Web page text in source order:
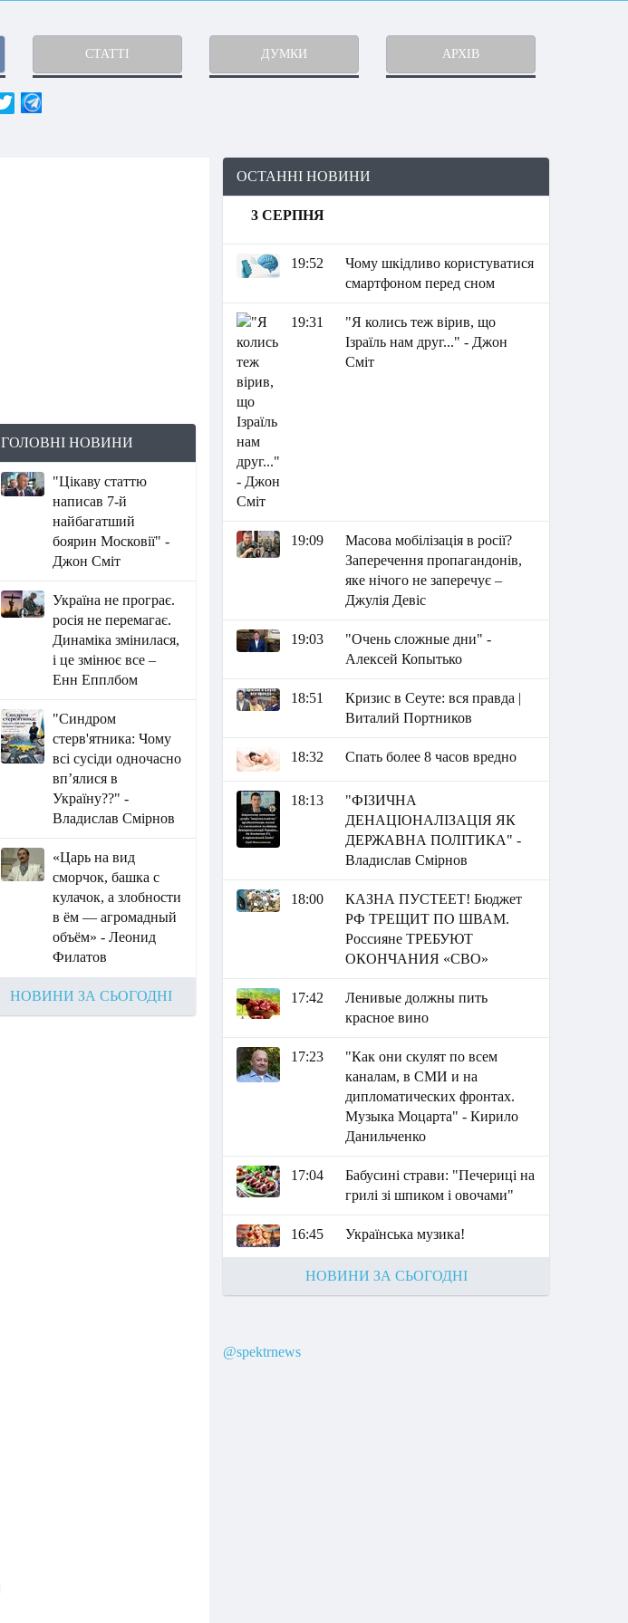
СТАТТІ ДУМКИ АРХІВ
ГОЛОВНІ НОВИНИ
"Цікаву статтю
написав 7-й
найбагатший
боярин Московії" -
Джон Сміт
Україна не програє.
росія не перемагає.
Динаміка змінилася,
і це змінює все –
Енн Епплбом
"Синдром
стерв'ятника: Чому
всі сусіди одночасно
вп’ялися в
Україну??" -
Владислав Смірнов
«Царь на вид
сморчок, башка с
кулачок, а злобности
в ём — агромадный
объём» - Леонид
Филатов
НОВИНИ ЗА СЬОГОДНІ
ОСТАННІ НОВИНИ
3 СЕРПНЯ
19:52
Чому шкідливо користуватися
смартфоном перед сном
19:31
"Я колись теж вірив, що
Ізраїль нам друг..." - Джон
Сміт
19:09
Масова мобілізація в росії?
Заперечення пропагандонів,
яке нічого не заперечує –
Джулія Девіс
19:03
"Очень сложные дни" -
Алексей Копытько
18:51
Кризис в Сеуте: вся правда |
Виталий Портников
18:32 Спать более 8 часов вредно
18:13
"ФІЗИЧНА
ДЕНАЦІОНАЛІЗАЦІЯ ЯК
ДЕРЖАВНА ПОЛІТИКА" -
Владислав Смірнов
18:00
КАЗНА ПУСТЕЕТ! Бюджет
РФ ТРЕЩИТ ПО ШВАМ.
Россияне ТРЕБУЮТ
ОКОНЧАНИЯ «СВО»
17:42
Ленивые должны пить
красное вино
17:23
"Как они скулят по всем
каналам, в СМИ и на
дипломатических фронтах.
Музыка Моцарта" - Кирило
Данильченко
17:04
Бабусині страви: "Печериці на
грилі зі шпиком і овочами"
16:45 Українська музика!
НОВИНИ ЗА СЬОГОДНІ
@spektrnews